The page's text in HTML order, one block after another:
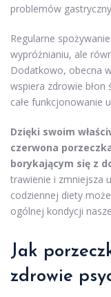
problemów
Regularne
wypróżnianiu, ale
Dodatkowo, obecna
wspiera zdrowie błon
całe funkcjonowanie
Dzięki swoim
czerwona
borykającym się z
trawienie i zmniejsza
codziennej diety
ogólnej kondycji
Jak
zdrowie